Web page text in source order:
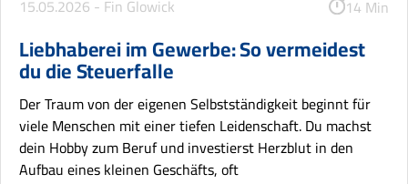
15.05.2026 - Fin Glowick 14 Min
Liebhaberei im Gewerbe: So vermeidest
du die Steuerfalle
Der Traum von der eigenen Selbstständigkeit beginnt für
viele Menschen mit einer tiefen Leidenschaft. Du machst
dein Hobby zum Beruf und investierst Herzblut in den
Aufbau eines kleinen Geschäfts, oft